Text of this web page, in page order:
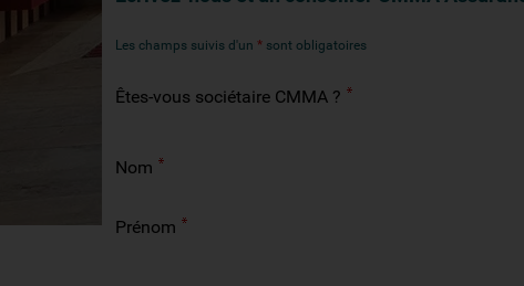
Les champs suivis d'un * sont obligatoires
Êtes-vous sociétaire CMMA ?
Nom
Prénom